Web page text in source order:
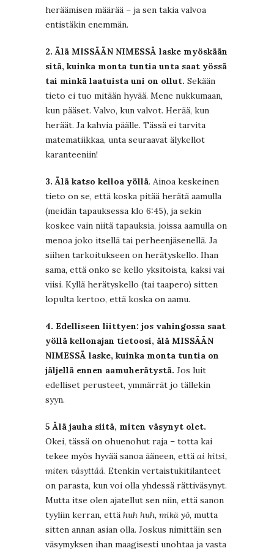
heräämisen määrää – ja sen takia valvoa
entistäkin enemmän.
2. Älä MISSÄÄN NIMESSÄ laske myöskään
sitä, kuinka monta tuntia unta saat yössä
tai minkä laatuista uni on ollut. Sekään
tieto ei tuo mitään hyvää. Mene nukkumaan,
kun pääset. Valvo, kun valvot. Herää, kun
heräät. Ja kahvia päälle. Tässä ei tarvita
matematiikkaa, unta seuraavat älykellot
karanteeniin!
3. Älä katso kelloa yöllä. Ainoa keskeinen
tieto on se, että koska pitää herätä aamulla
(meidän tapauksessa klo 6:45), ja sekin
koskee vain niitä tapauksia, joissa aamulla on
menoa joko itsellä tai perheenjäsenellä. Ja
siihen tarkoitukseen on herätyskello. Ihan
sama, että onko se kello yksitoista, kaksi vai
viisi. Kyllä herätyskello (tai taapero) sitten
lopulta kertoo, että koska on aamu.
4. Edelliseen liittyen: jos vahingossa saat
yöllä kellonajan tietoosi, älä MISSÄÄN
NIMESSÄ laske, kuinka monta tuntia on
jäljellä ennen aamuherätystä. Jos luit
edelliset perusteet, ymmärrät jo tällekin
syyn.
5 Älä jauha siitä, miten väsynyt olet.
Okei, tässä on ohuenohut raja – totta kai
tekee myös hyvää sanoa ääneen, että ai hitsi,
miten väsyttää. Etenkin vertaistukitilanteet
on parasta, kun voi olla yhdessä rättiväsynyt.
Mutta itse olen ajatellut sen niin, että sanon
tyyliin kerran, että huh huh, mikä yö, mutta
sitten annan asian olla. Joskus nimittäin sen
väsymyksen ihan maagisesti unohtaa ja vasta